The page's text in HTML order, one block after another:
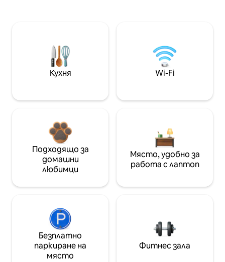
Кухня Wi-Fi
Подходящо за
домашни
любимци
Място, удобно за
работа с лаптоп
Безплатно
паркиране на
място
Фитнес зала